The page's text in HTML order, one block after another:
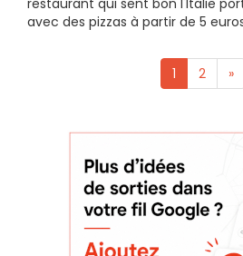
restaurant qui sent bon l'Italie
avec des pizzas à partir de 5
1 2 »